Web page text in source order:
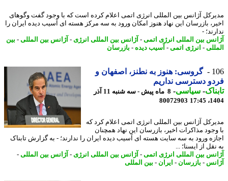
آژانس بین المللی انرژی اتمی اعلام کرده است که با وجود گفت وگوهای
بازرسان این نهاد هنوز امکان ورود به سه مرکز هسته ای آسیب دیده ایران را
-
بین المللی انرژی اتمی -آژانس بین المللی انرژی-آژانس بین المللی-بین
-انرژی اتمی -آسیب دیده -بازرسان
گروسی: هنوز به نطنز، اصفهان و
دسترسی نداریم
-سیاسی-
8 ماه پیش - سه شنبه 11 آذر
80072903
آژانس بین المللی انرژی اتمی اعلام کرد که
مذاکرات اخیر، بازرسان این نهاد همچنان
ورود به سه سایت هسته ای آسیب دیده ایران را ندارند؛ - به گزارش تابناک
از ایسنا؛ ...
بین المللی انرژی اتمی -آژانس بین المللی انرژی-آژانس بین المللی-
-بازرسان-ایران - بین المللی